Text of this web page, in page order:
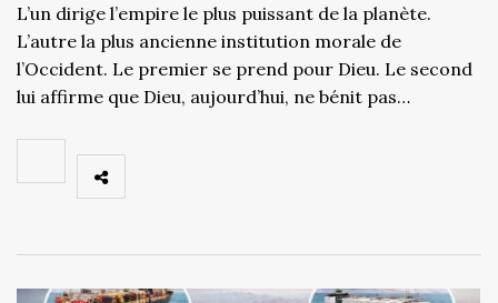
L’un dirige l’empire le plus puissant de la planète.
L’autre la plus ancienne institution morale de
l’Occident. Le premier se prend pour Dieu. Le second
lui affirme que Dieu, aujourd’hui, ne bénit pas…